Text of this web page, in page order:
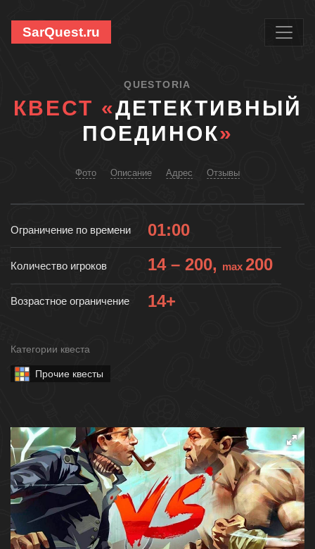
SarQuest.ru
QUESTORIA
КВЕСТ «ДЕТЕКТИВНЫЙ
ПОЕДИНОК»
Фото Описание Адрес Отзывы
Ограничение по времени 01:00
Количество игроков 14 – 200, max 200
Возрастное ограничение 14+
Категории квеста
Прочие квесты